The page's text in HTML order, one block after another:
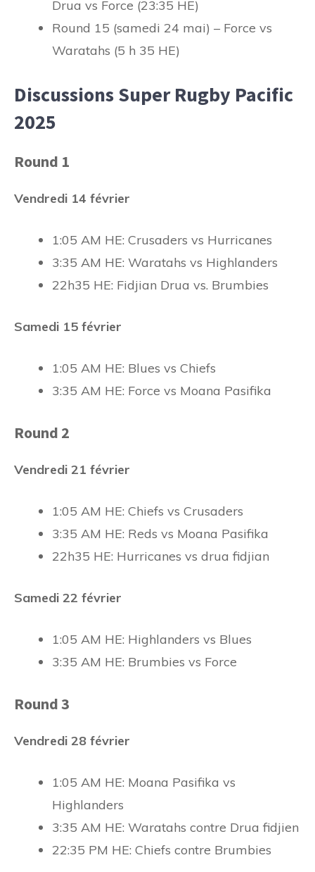
Drua vs Force (23:35 HE)
Round 15 (samedi 24 mai) – Force vs
Waratahs (5 h 35 HE)
Discussions Super Rugby Pacific
2025
Round 1
Vendredi 14 février
1:05 AM HE: Crusaders vs Hurricanes
3:35 AM HE: Waratahs vs Highlanders
22h35 HE: Fidjian Drua vs. Brumbies
Samedi 15 février
1:05 AM HE: Blues vs Chiefs
3:35 AM HE: Force vs Moana Pasifika
Round 2
Vendredi 21 février
1:05 AM HE: Chiefs vs Crusaders
3:35 AM HE: Reds vs Moana Pasifika
22h35 HE: Hurricanes vs drua fidjian
Samedi 22 février
1:05 AM HE: Highlanders vs Blues
3:35 AM HE: Brumbies vs Force
Round 3
Vendredi 28 février
1:05 AM HE: Moana Pasifika vs
Highlanders
3:35 AM HE: Waratahs contre Drua fidjien
22:35 PM HE: Chiefs contre Brumbies